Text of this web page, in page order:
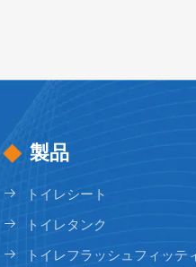
製品
トイレシート
トイレタンク
トイレフラッシュフィッテ